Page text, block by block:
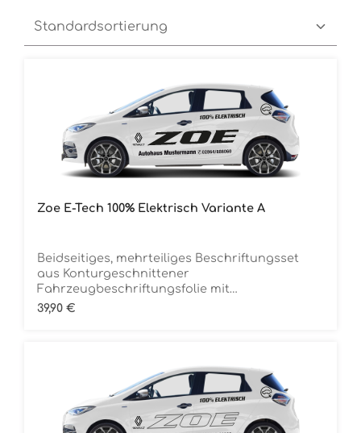
Zoe E-Tech 100% Elektrisch Variante A
Beidseitiges, mehrteiliges Beschriftungsset
aus Konturgeschnittener
Fahrzeugbeschriftungsfolie mit
ÜbertragungstapeDie Folie ist Rückstandsfrei
entfernbar
Regulärer Preis:
39,90 €